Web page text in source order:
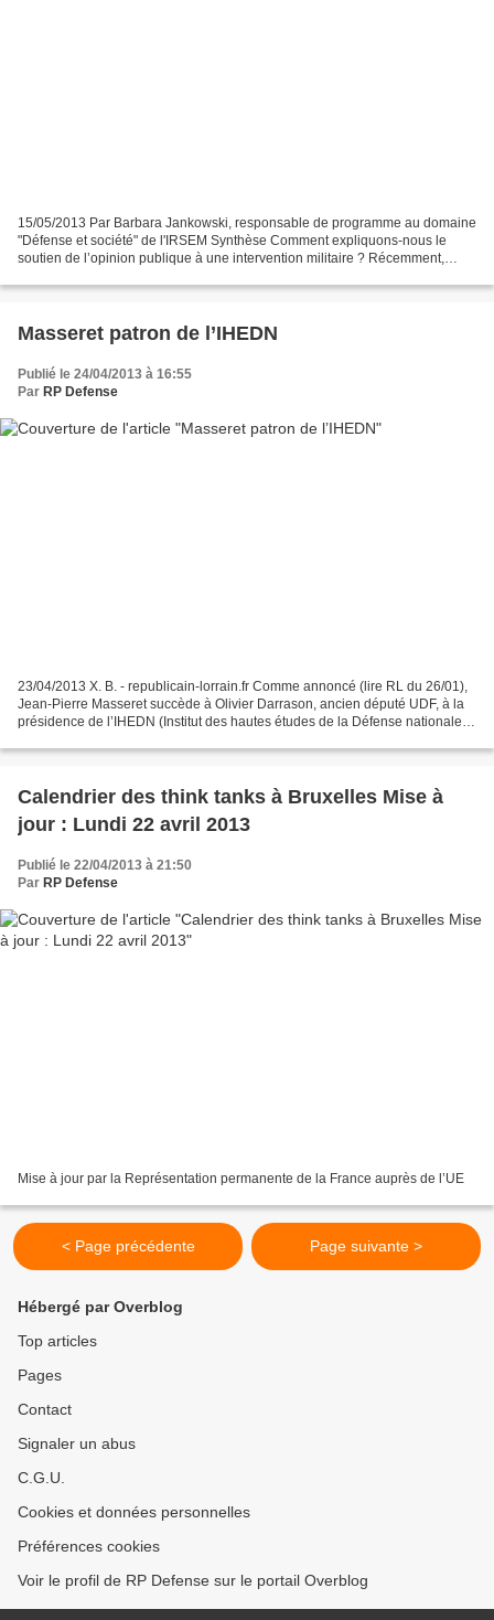
15/05/2013 Par Barbara Jankowski, responsable de programme au domaine
"Défense et société" de l'IRSEM Synthèse Comment expliquons-nous le
soutien de l’opinion publique à une intervention militaire ? Récemment,
Masseret patron de l’IHEDN
Publié le 24/04/2013 à 16:55
Par RP Defense
23/04/2013 X. B. - republicain-lorrain.fr Comme annoncé (lire RL du 26/01),
Jean-Pierre Masseret succède à Olivier Darrason, ancien député UDF, à la
présidence de l’IHEDN (Institut des hautes études de la Défense nationale).
Calendrier des think tanks à Bruxelles Mise à
jour : Lundi 22 avril 2013
Publié le 22/04/2013 à 21:50
Par RP Defense
Mise à jour par la Représentation permanente de la France auprès de l’UE
< Page précédente Page suivante >
Hébergé par Overblog
Top articles
Pages
Contact
Signaler un abus
C.G.U.
Cookies et données personnelles
Préférences cookies
Voir le profil de RP Defense sur le portail Overblog